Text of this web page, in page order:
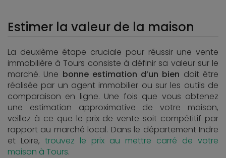
Estimer la valeur de la maison
La deuxième étape cruciale pour réussir une vente
immobilière à Tours consiste à définir sa valeur sur le
marché. Une bonne estimation d’un bien doit être
réalisée par un agent immobilier ou sur les outils de
comparaison en ligne. Une fois que vous obtenez
une estimation approximative de votre maison,
veillez à ce que le prix de vente soit compétitif par
rapport au marché local. Dans le département Indre
et Loire, trouvez le prix au mettre carré de votre
maison à Tours.